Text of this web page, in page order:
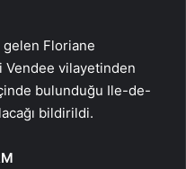
gelen Floriane
Vendee vilayetinden
bulunduğu Ile-de-
bildirildi.